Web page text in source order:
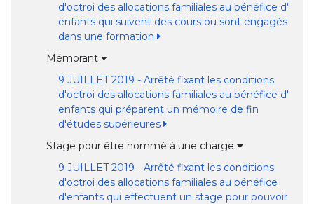
d'octroi des allocations familiales au bénéfice d'
enfants qui suivent des cours ou sont engagés
dans une formation
Mémorant
9 JUILLET 2019 - Arrêté fixant les conditions
d'octroi des allocations familiales au bénéfice d'
enfants qui préparent un mémoire de fin
d'études supérieures
Stage pour être nommé à une charge
9 JUILLET 2019 - Arrêté fixant les conditions
d'octroi des allocations familiales au bénéfice
d'enfants qui effectuent un stage pour pouvoir